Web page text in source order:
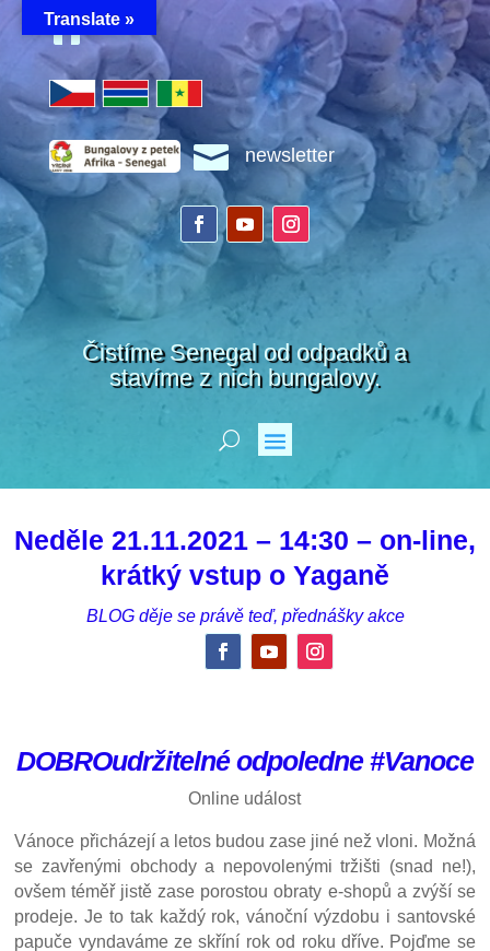

 newsletter
Čistíme Senegal od odpadků a
stavíme z nich bungalovy.
Neděle 21.11.2021 – 14:30 – on-line,
krátký vstup o Yaganě
BLOG děje se právě teď, přednášky akce
DOBROudržitelné odpoledne #Vanoce
Online událost
Vánoce přicházejí a letos budou zase jiné než vloni. Možná
se zavřenými obchody a nepovolenými tržišti (snad ne!),
ovšem téměř jistě zase porostou obraty e-shopů a zvýší se
prodeje. Je to tak každý rok, vánoční výzdobu i santovské
papuče vyndaváme ze skříní rok od roku dříve. Pojďme se
Translate »